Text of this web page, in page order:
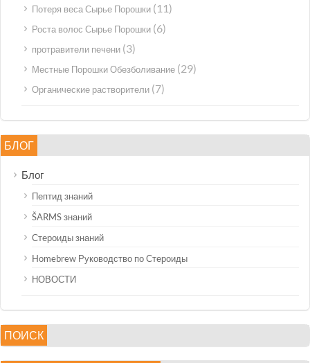
Потеря веса Сырье Порошки (11)
Роста волос Сырье Порошки (6)
протравители печени (3)
Местные Порошки Обезболивание (29)
Органические растворители (7)
БЛОГ
Блог
Пептид знаний
ŠARMS знаний
Стероиды знаний
Homebrew Руководство по Стероиды
НОВОСТИ
ПОИСК